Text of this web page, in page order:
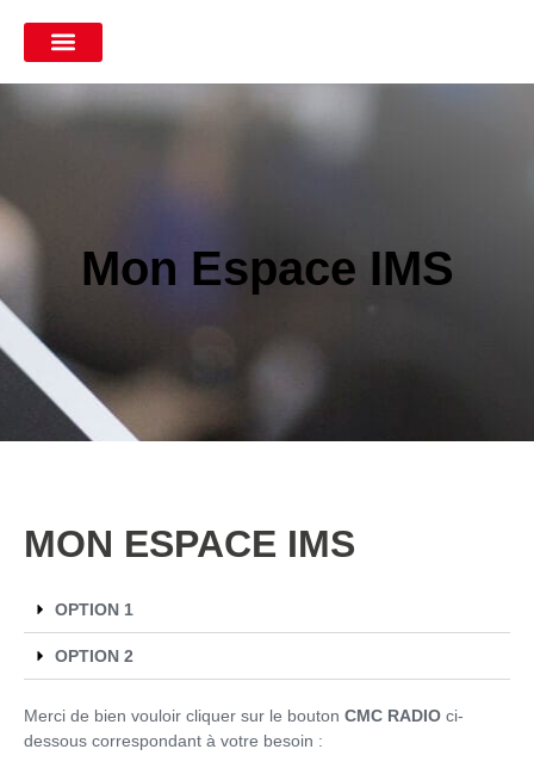
Mon Espace IMS
MON ESPACE IMS
OPTION 1
OPTION 2
Merci de bien vouloir cliquer sur le bouton CMC RADIO ci-
dessous correspondant à votre besoin :